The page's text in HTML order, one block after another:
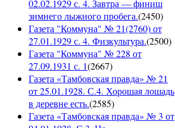
02.02.1929 с. 4. Завтра — финиш
зимнего лыжного пробега.(2450)
Газета "Коммуна" № 21(2760) от
27.01.1929 с. 4. Физкультура.(2500)
Газета "Коммуна" № 228 от
27.09.1931 с. 1(2667)
Газета «Тамбовская правда» № 21
от 25.01.1928. С.4. Хорошая лошадь
в деревне есть.(2585)
Газета «Тамбовская правда» № 3 от